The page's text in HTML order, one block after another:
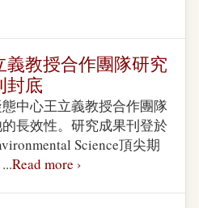
義教授合作團隊研究
封底
中心王立義教授合作團隊
長效性。研究成果刊登於
Science頂尖期
Read more ›